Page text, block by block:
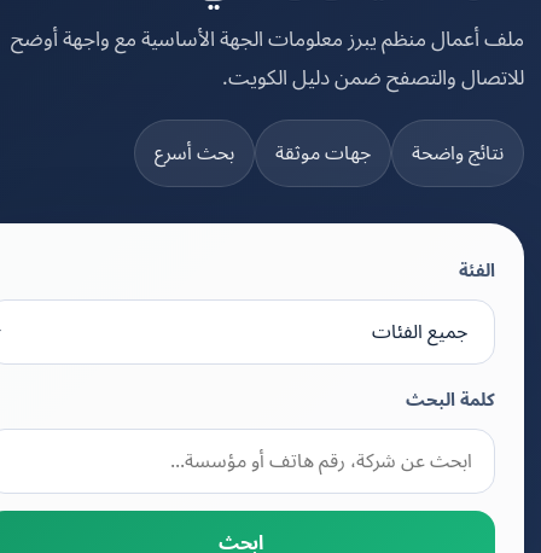
منظم يبرز معلومات الجهة الأساسية مع واجهة أوضح
والتصفح ضمن دليل الكويت.
واضحة جهات موثقة بحث أسرع
كلمة البحث
ابحث